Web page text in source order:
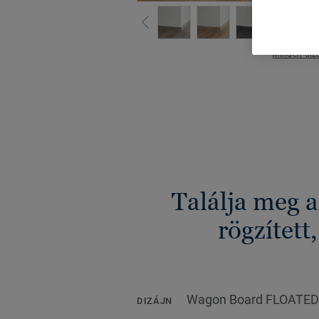
Minden
Találja meg
DIZÁJN Wagon Board FLOATED